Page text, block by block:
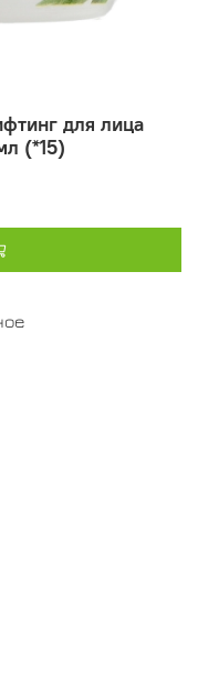
для лица
(*15)